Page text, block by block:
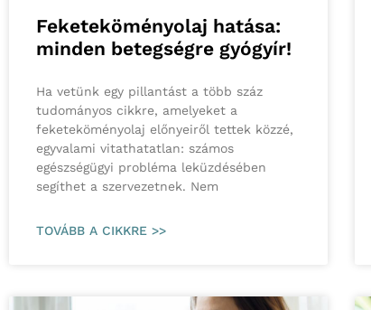
Feketeköményolaj hatása:
minden betegségre gyógyír!
Ha vetünk egy pillantást a több száz
tudományos cikkre, amelyeket a
feketeköményolaj előnyeiről tettek közzé,
egyvalami vitathatatlan: számos
egészségügyi probléma leküzdésében
segíthet a szervezetnek. Nem
TOVÁBB A CIKKRE >>